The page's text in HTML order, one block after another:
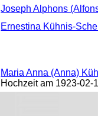
Joseph Alphons
Ernestina Kühnis-
Maria Anna (Anna)
Hochzeit am 1923-02-